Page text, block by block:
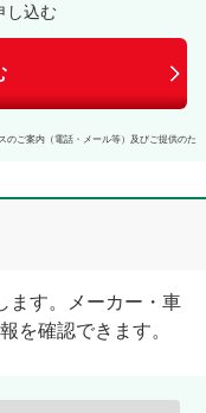
し込む
ご案内（電話・メール等）及びご提供のた
ます。メーカー・車
を確認できます。